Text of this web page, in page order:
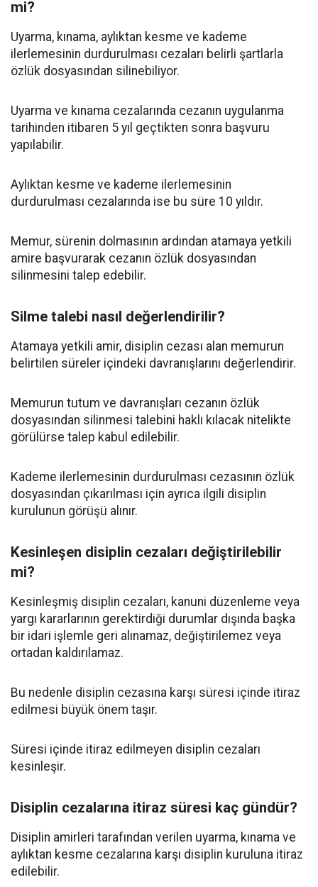
mi?
Uyarma, kınama, aylıktan kesme ve kademe
ilerlemesinin durdurulması cezaları belirli şartlarla
özlük dosyasından silinebiliyor.
Uyarma ve kınama cezalarında cezanın uygulanma
tarihinden itibaren 5 yıl geçtikten sonra başvuru
yapılabilir.
Aylıktan kesme ve kademe ilerlemesinin
durdurulması cezalarında ise bu süre 10 yıldır.
Memur, sürenin dolmasının ardından atamaya yetkili
amire başvurarak cezanın özlük dosyasından
silinmesini talep edebilir.
Silme talebi nasıl değerlendirilir?
Atamaya yetkili amir, disiplin cezası alan memurun
belirtilen süreler içindeki davranışlarını değerlendirir.
Memurun tutum ve davranışları cezanın özlük
dosyasından silinmesi talebini haklı kılacak nitelikte
görülürse talep kabul edilebilir.
Kademe ilerlemesinin durdurulması cezasının özlük
dosyasından çıkarılması için ayrıca ilgili disiplin
kurulunun görüşü alınır.
Kesinleşen disiplin cezaları değiştirilebilir
mi?
Kesinleşmiş disiplin cezaları, kanuni düzenleme veya
yargı kararlarının gerektirdiği durumlar dışında başka
bir idari işlemle geri alınamaz, değiştirilemez veya
ortadan kaldırılamaz.
Bu nedenle disiplin cezasına karşı süresi içinde itiraz
edilmesi büyük önem taşır.
Süresi içinde itiraz edilmeyen disiplin cezaları
kesinleşir.
Disiplin cezalarına itiraz süresi kaç gündür?
Disiplin amirleri tarafından verilen uyarma, kınama ve
aylıktan kesme cezalarına karşı disiplin kuruluna itiraz
edilebilir.